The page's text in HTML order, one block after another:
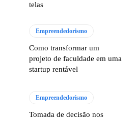
telas
Empreendedorismo
Como transformar um
projeto de faculdade em uma
startup rentável
Empreendedorismo
Tomada de decisão nos